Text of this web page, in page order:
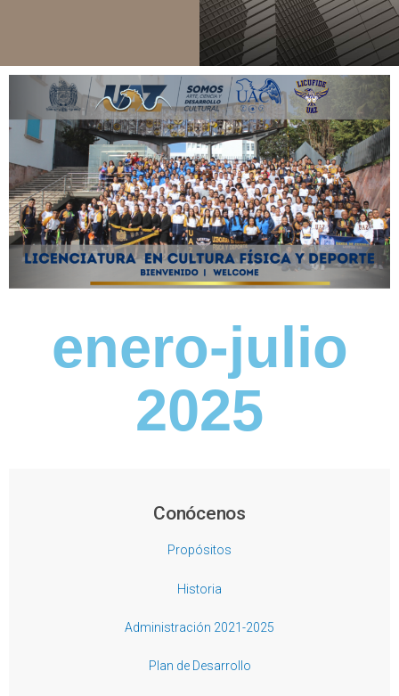
enero-julio
2025
Conócenos
Propósitos
Historia
Administración 2021-2025
Plan de Desarrollo